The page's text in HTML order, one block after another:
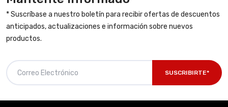
* Suscríbase a nuestro boletín para recibir ofertas de descuentos
anticipados, actualizaciones e información sobre nuevos
productos.
SUSCRIBIRTE*